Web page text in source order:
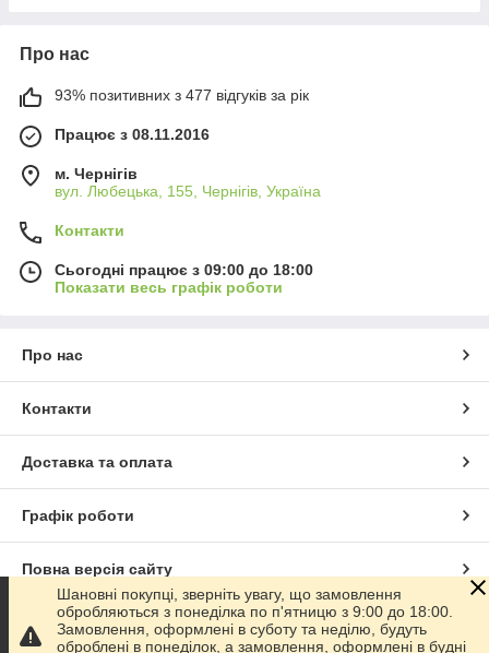
Про нас
93% позитивних з 477 відгуків за рік
Працює з 08.11.2016
м. Чернігів
вул. Любецька, 155, Чернігів, Україна
Контакти
Сьогодні працює з 09:00 до 18:00
Показати весь графік роботи
Про нас
Контакти
Доставка та оплата
Графік роботи
Повна версія сайту
Сайт створено на маркетплейсіProm.ua
Шановні покупці, зверніть увагу, що замовлення
обробляються з понеділка по п'ятницю з 9:00 до 18:00.
Замовлення, оформлені в суботу та неділю, будуть
оброблені в понеділок, а замовлення, оформлені в будні